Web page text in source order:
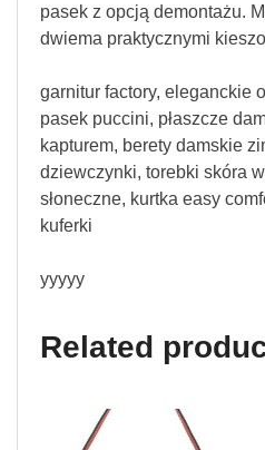
pasek z opcją demontażu.
dwiema praktycznymi
garnitur factory, eleganckie
pasek puccini, płaszcze
kapturem, berety damskie
dziewczynki, torebki skóra
słoneczne, kurtka easy
kuferki
yyyyy
Related